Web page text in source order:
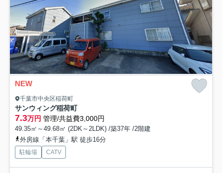
NEW
千葉市中央区稲荷町
サンウィング稲荷町
7.3万円 管理/共益費3,000円
49.35㎡～49.68㎡ (2DK～2LDK) /築37年 /2階建
外房線「本千葉」駅 徒歩16分
駐輪場 CATV